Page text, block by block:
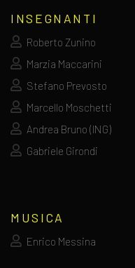
INSEGNANTI
Roberto Zunino
Marzia Maccarini
Stefano Prevosto
Marcello Moschetti
Andrea Bruno (ING)
Gabriele Girondi
MUSICA
Enrico Messina